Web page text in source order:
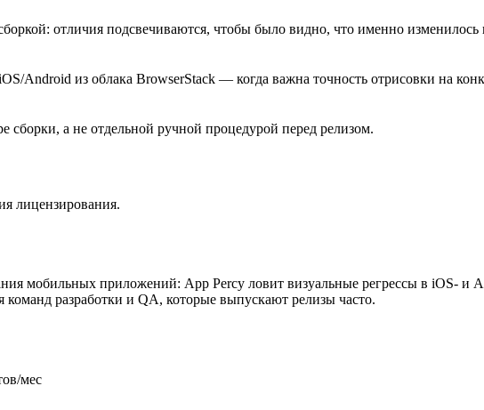
отличия подсвечиваются, чтобы было видно, что именно изменилось
из облака BrowserStack — когда важна точность отрисовки на
сборки, а не отдельной ручной процедурой перед релизом.
лицензирования.
мобильных приложений: App Percy ловит визуальные регрессы в iOS- и
команд разработки и QA, которые выпускают релизы часто.
мес